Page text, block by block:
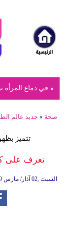
دماغ المرأة تؤثر
صحة » جديد عالم
تتميز
تعرف على
11:52 2019 السبت ,02 آذار/ مارس